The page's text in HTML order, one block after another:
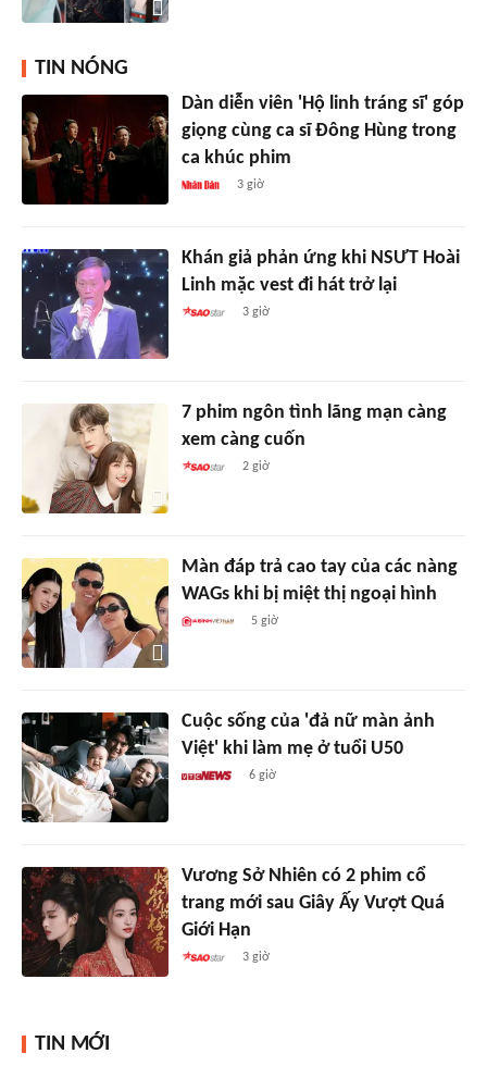
TIN NÓNG
Dàn diễn viên 'Hộ linh tráng sĩ' góp
giọng cùng ca sĩ Đông Hùng trong
ca khúc phim
3 giờ
Khán giả phản ứng khi NSƯT Hoài
Linh mặc vest đi hát trở lại
3 giờ
7 phim ngôn tình lãng mạn càng
xem càng cuốn
2 giờ
Màn đáp trả cao tay của các nàng
WAGs khi bị miệt thị ngoại hình
5 giờ
Cuộc sống của 'đả nữ màn ảnh
Việt' khi làm mẹ ở tuổi U50
6 giờ
Vương Sở Nhiên có 2 phim cổ
trang mới sau Giây Ấy Vượt Quá
Giới Hạn
3 giờ
TIN MỚI